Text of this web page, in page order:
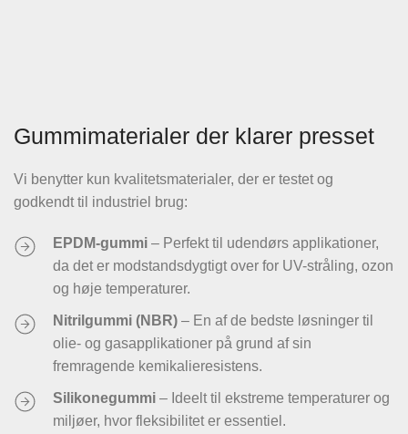
Gummimaterialer der klarer presset
Vi benytter kun kvalitetsmaterialer, der er testet og
godkendt til industriel brug:
EPDM-gummi – Perfekt til udendørs applikationer,
da det er modstandsdygtigt over for UV-stråling, ozon
og høje temperaturer.
Nitrilgummi (NBR) – En af de bedste løsninger til
olie- og gasapplikationer på grund af sin
fremragende kemikalieresistens.
Silikonegummi – Ideelt til ekstreme temperaturer og
miljøer, hvor fleksibilitet er essentiel.